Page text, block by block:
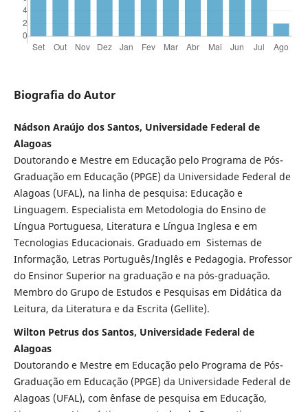
Biografia do Autor
Nádson Araújo dos Santos, Universidade Federal de
Alagoas
Doutorando e Mestre em Educação pelo Programa de Pós-
Graduação em Educação (PPGE) da Universidade Federal de
Alagoas (UFAL), na linha de pesquisa: Educação e
Linguagem. Especialista em Metodologia do Ensino de
Língua Portuguesa, Literatura e Língua Inglesa e em
Tecnologias Educacionais. Graduado em Sistemas de
Informação, Letras Português/Inglês e Pedagogia. Professor
do Ensinor Superior na graduação e na pós-graduação.
Membro do Grupo de Estudos e Pesquisas em Didática da
Leitura, da Literatura e da Escrita (Gellite).
Wilton Petrus dos Santos, Universidade Federal de
Alagoas
Doutorando e Mestre em Educação pelo Programa de Pós-
Graduação em Educação (PPGE) da Universidade Federal de
Alagoas (UFAL), com ênfase de pesquisa em Educação,